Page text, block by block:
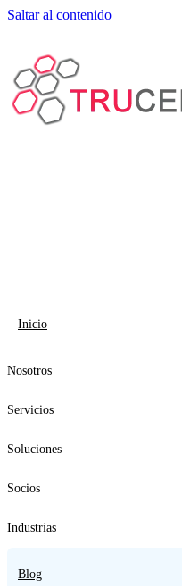
Saltar al contenido
Inicio
Nosotros
Servicios
Soluciones
Socios
Industrias
Blog